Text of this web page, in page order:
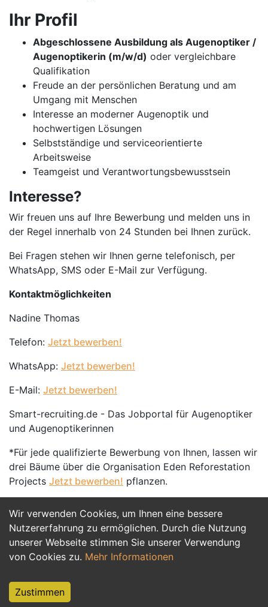
Wir verwenden Cookies, um Ihnen eine bessere
Nutzererfahrung zu ermöglichen. Durch die Nutzung
unserer Webseite stimmen Sie unserer Verwendung
von Cookies zu. Mehr Informationen
Zustimmen
Ihr Profil
Abgeschlossene Ausbildung als Augenoptiker /
Augenoptikerin (m/w/d) oder vergleichbare
Qualifikation
Freude an der persönlichen Beratung und am
Umgang mit Menschen
Interesse an moderner Augenoptik und
hochwertigen Lösungen
Selbstständige und serviceorientierte
Arbeitsweise
Teamgeist und Verantwortungsbewusstsein
Interesse?
Wir freuen uns auf Ihre Bewerbung und melden uns in
der Regel innerhalb von 24 Stunden bei Ihnen zurück.
Bei Fragen stehen wir Ihnen gerne telefonisch, per
WhatsApp, SMS oder E-Mail zur Verfügung.
Kontaktmöglichkeiten
Nadine Thomas
Telefon: Jetzt bewerben!
WhatsApp: Jetzt bewerben!
E-Mail: Jetzt bewerben!
Smart-recruiting.de - Das Jobportal für Augenoptiker
und Augenoptikerinnen
*Für jede qualifizierte Bewerbung von Ihnen, lassen wir
drei Bäume über die Organisation Eden Reforestation
Projects Jetzt bewerben! pflanzen.
Jetzt Bewerben